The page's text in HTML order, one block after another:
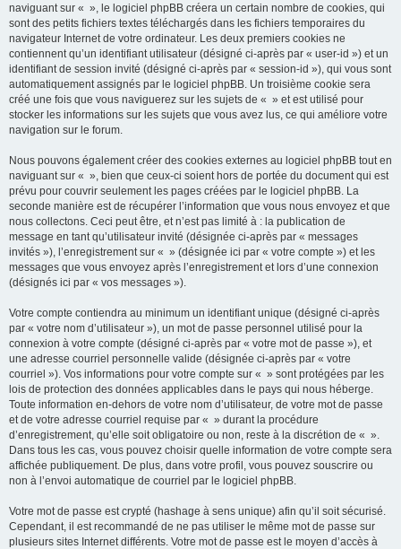
naviguant sur « », le logiciel phpBB créera un certain nombre de cookies, qui
sont des petits fichiers textes téléchargés dans les fichiers temporaires du
navigateur Internet de votre ordinateur. Les deux premiers cookies ne
contiennent qu’un identifiant utilisateur (désigné ci-après par « user-id ») et un
identifiant de session invité (désigné ci-après par « session-id »), qui vous sont
automatiquement assignés par le logiciel phpBB. Un troisième cookie sera
créé une fois que vous naviguerez sur les sujets de « » et est utilisé pour
stocker les informations sur les sujets que vous avez lus, ce qui améliore votre
navigation sur le forum.
Nous pouvons également créer des cookies externes au logiciel phpBB tout en
naviguant sur « », bien que ceux-ci soient hors de portée du document qui est
prévu pour couvrir seulement les pages créées par le logiciel phpBB. La
seconde manière est de récupérer l’information que vous nous envoyez et que
nous collectons. Ceci peut être, et n’est pas limité à : la publication de
message en tant qu’utilisateur invité (désignée ci-après par « messages
invités »), l’enregistrement sur « » (désignée ici par « votre compte ») et les
messages que vous envoyez après l’enregistrement et lors d’une connexion
(désignés ici par « vos messages »).
Votre compte contiendra au minimum un identifiant unique (désigné ci-après
par « votre nom d’utilisateur »), un mot de passe personnel utilisé pour la
connexion à votre compte (désigné ci-après par « votre mot de passe »), et
une adresse courriel personnelle valide (désignée ci-après par « votre
courriel »). Vos informations pour votre compte sur « » sont protégées par les
lois de protection des données applicables dans le pays qui nous héberge.
Toute information en-dehors de votre nom d’utilisateur, de votre mot de passe
et de votre adresse courriel requise par « » durant la procédure
d’enregistrement, qu’elle soit obligatoire ou non, reste à la discrétion de « ».
Dans tous les cas, vous pouvez choisir quelle information de votre compte sera
affichée publiquement. De plus, dans votre profil, vous pouvez souscrire ou
non à l’envoi automatique de courriel par le logiciel phpBB.
Votre mot de passe est crypté (hashage à sens unique) afin qu’il soit sécurisé.
Cependant, il est recommandé de ne pas utiliser le même mot de passe sur
plusieurs sites Internet différents. Votre mot de passe est le moyen d’accès à